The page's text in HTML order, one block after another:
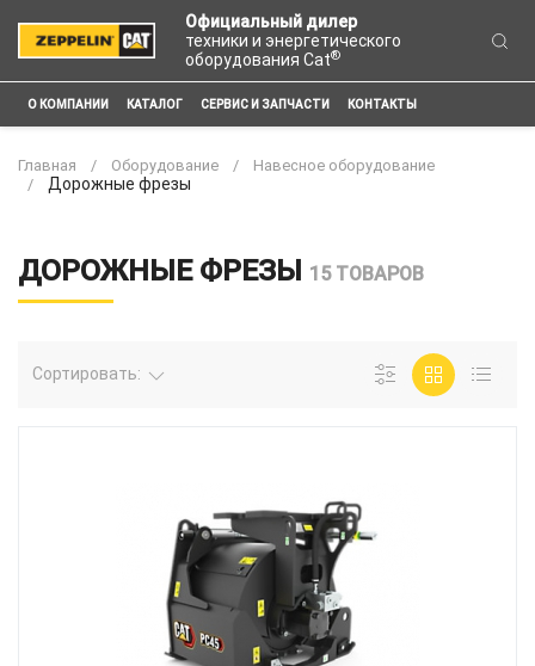
Официальный дилер
техники и энергетического
оборудования Cat®
О КОМПАНИИ КАТАЛОГ СЕРВИС И ЗАПЧАСТИ КОНТАКТЫ
Главная Оборудование Навесное оборудование
Дорожные фрезы
ДОРОЖНЫЕ ФРЕЗЫ 15 ТОВАРОВ
Сортировать: